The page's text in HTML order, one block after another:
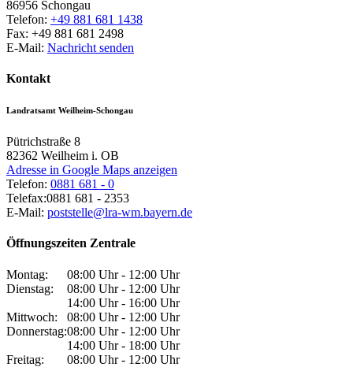
86956 Schongau
Telefon: +49 881 681 1438
Fax: +49 881 681 2498
E-Mail: Nachricht senden
Kontakt
Landratsamt Weilheim-Schongau
Pütrichstraße 8
82362 Weilheim i. OB
Adresse in Google Maps anzeigen
Telefon: 0881 681 - 0
Telefax:0881 681 - 2353
E-Mail: poststelle@lra-wm.bayern.de
Öffnungszeiten Zentrale
Montag:
08:00 Uhr - 12:00 Uhr
Dienstag:
08:00 Uhr - 12:00 Uhr
14:00 Uhr - 16:00 Uhr
Mittwoch:
08:00 Uhr - 12:00 Uhr
Donnerstag:08:00 Uhr - 12:00 Uhr
14:00 Uhr - 18:00 Uhr
Freitag:
08:00 Uhr - 12:00 Uhr